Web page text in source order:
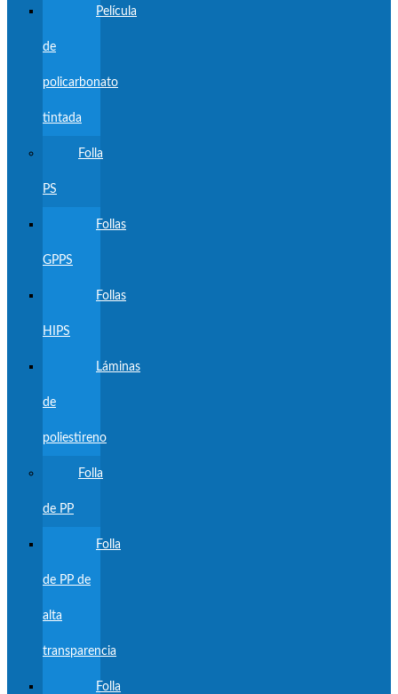
Película
de
policarbonato
tintada
Folla
PS
Follas
GPPS
Follas
HIPS
Láminas
de
poliestireno
Folla
de PP
Folla
de PP de
alta
transparencia
Folla